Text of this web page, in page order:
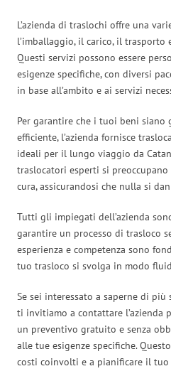
L’azienda di traslochi offre una
l’imballaggio, il carico, il trasporto
Questi servizi possono essere
esigenze specifiche, con diversi
in base all’ambito e ai servizi
Per garantire che i tuoi beni siano
efficiente, l’azienda fornisce
ideali per il lungo viaggio da
traslocatori esperti si
cura, assicurandosi che nulla si
Tutti gli impiegati dell’azienda
garantire un processo di trasloco
esperienza e competenza sono
tuo trasloco si svolga in modo
Se sei interessato a saperne di
ti invitiamo a contattare l’azienda
un preventivo gratuito e senza
alle tue esigenze specifiche.
costi coinvolti e a pianificare il tuo